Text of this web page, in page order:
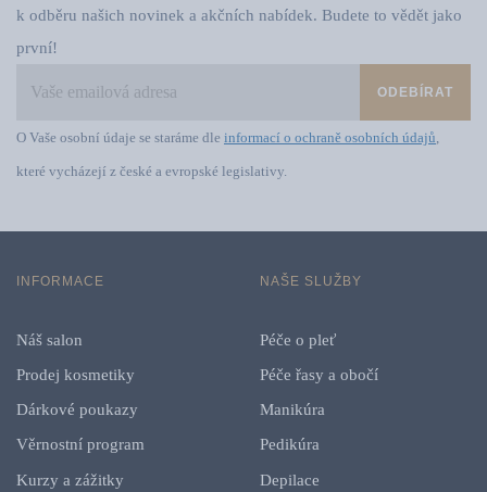
k odběru našich novinek a akčních nabídek. Budete to vědět jako
první!
ODEBÍRAT
O Vaše osobní údaje se staráme dle informací o ochraně osobních údajů,
které vycházejí z české a evropské legislativy.
INFORMACE
Náš salon
Prodej kosmetiky
Dárkové poukazy
Věrnostní program
Kurzy a zážitky
NAŠE SLUŽBY
Péče o pleť
Péče řasy a obočí
Manikúra
Pedikúra
Depilace